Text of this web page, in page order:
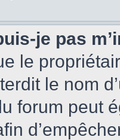
je pas
le
le nom
forum peut